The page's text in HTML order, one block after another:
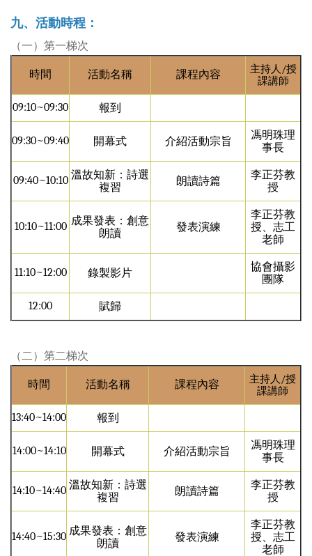
九、活動時程：
（一）第一梯次
時間 活動名稱 課程內容
主持人/授
課講師
09:10~09:30 報到
09:30~09:40 開幕式 介紹活動宗旨
馮明珠理
事長
09:40~10:10 溫故知新：詩選
複習
朗讀詩篇
李正芬教
授
10:10~11:00 成果發表：創意
朗讀
發表演練
李正芬教
授、 志工
老師
11:10~12:00 錄製影片
協會攝影
團隊
12:00 賦歸
（二）第二梯次
時間 活動名稱 課程內容
主持人/授
課講師
13:40~14:00 報到
14:00~14:10 開幕式 介紹活動宗旨
馮明珠理
事長
14:10~14:40 溫故知新：詩選
複習
朗讀詩篇
李正芬教
授
14:40~15:30 成果發表：創意
朗讀
發表演練
李正芬教
授、 志工
老師